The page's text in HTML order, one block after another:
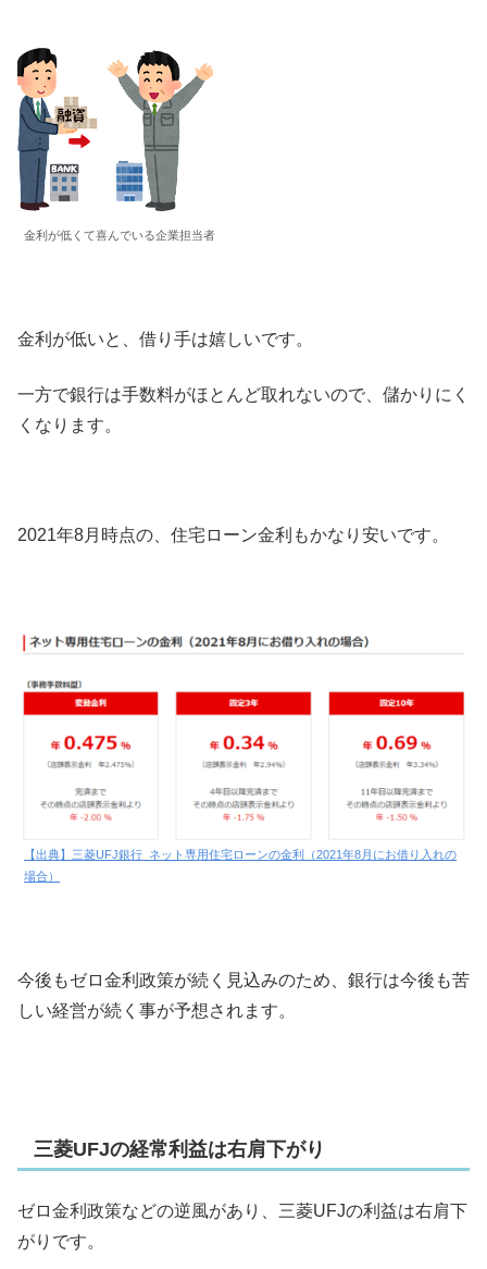
金利が低くて喜んでいる企業担当者
金利が低いと、借り手は嬉しいです。
一方で銀行は手数料がほとんど取れないので、儲かりにく
くなります。
2021年8月時点の、住宅ローン金利もかなり安いです。
【出典】三菱UFJ銀行_ネット専用住宅ローンの金利（2021年8月にお借り入れの
場合）
今後もゼロ金利政策が続く見込みのため、銀行は今後も苦
しい経営が続く事が予想されます。
三菱UFJの経常利益は右肩下がり
ゼロ金利政策などの逆風があり、三菱UFJの利益は右肩下
がりです。